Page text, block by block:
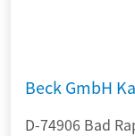
Beck GmbH
D-74906 Bad